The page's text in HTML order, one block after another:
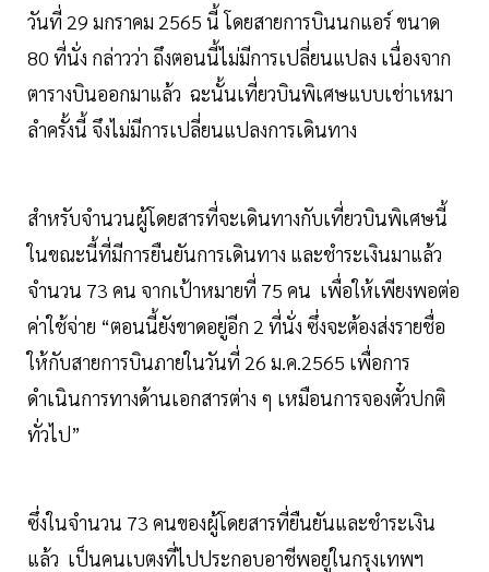
วันที่ 29 มกราคม 2565 นี้ โดยสายการบินนกแอร์ ขนาด
80 ที่นั่ง กล่าวว่า ถึงตอนนี้ไม่มีการเปลี่ยนแปลง เนื่องจาก
ตารางบินออกมาแล้ว ฉะนั้นเที่ยวบินพิเศษแบบเช่าเหมา
ลำครั้งนี้ จึงไม่มีการเปลี่ยนแปลงการเดินทาง
สำหรับจำนวนผู้โดยสารที่จะเดินทางกับเที่ยวบินพิเศษนี้
ในขณะนี้ที่มีการยืนยันการเดินทาง และชำระเงินมาแล้ว
จำนวน 73 คน จากเป้าหมายที่ 75 คน เพื่อให้เพียงพอต่อ
ค่าใช้จ่าย “ตอนนี้ยังขาดอยู่อีก 2 ที่นั่ง ซึ่งจะต้องส่งรายชื่อ
ให้กับสายการบินภายในวันที่ 26 ม.ค.2565 เพื่อการ
ดำเนินการทางด้านเอกสารต่าง ๆ เหมือนการจองตั๋วปกติ
ทั่วไป”
ซึ่งในจำนวน 73 คนของผู้โดยสารที่ยืนยันและชำระเงิน
แล้ว เป็นคนเบตงที่ไปประกอบอาชีพอยู่ในกรุงเทพฯ